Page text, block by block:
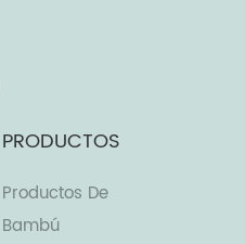
PRODUCTOS
Productos De
Bambú